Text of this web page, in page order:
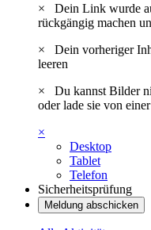
×
Dein Link wurde
rückgängig machen
×
Dein vorheriger
leeren
×
Du kannst Bilder
oder lade sie von
×
Desktop
Tablet
Telefon
Sicherheitsprüfung
Meldung abschicken